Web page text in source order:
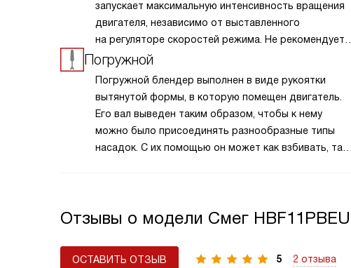
запускает максимальную интенсивность вращения
двигателя, независимо от выставленного
на регуляторе скоростей режима. Не рекомендуется
использовать эту опцию дольше 2 секунд из-за
Погружной
Погружной блендер выполнен в виде рукоятки
вытянутой формы, в которую помещен двигатель.
Его вал выведен таким образом, чтобы к нему
можно было присоединять разнообразные типы
насадок. С их помощью он может как взбивать, так
Отзывы о модели Смег HBF11PBEU
5 2 отзыва
ОСТАВИТЬ ОТЗЫВ